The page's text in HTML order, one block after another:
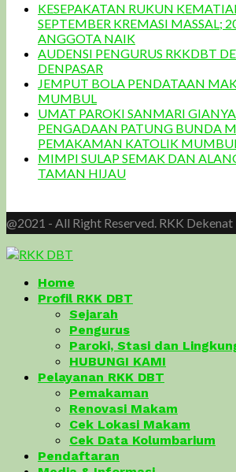
KESEPAKATAN RUKUN
SEPTEMBER KREMASI MASSAL;
ANGGOTA NAIK
AUDENSI PENGURUS RKKDBT
DENPASAR
JEMPUT BOLA PENDATAAN
MUMBUL
UMAT PAROKI SANMARI
PENGADAAN PATUNG BUNDA
PEMAKAMAN KATOLIK
MIMPI SULAP SEMAK DAN
TAMAN HIJAU
@2021 - All Right Reserved. RKK
Home
Profil RKK DBT
Sejarah
Pengurus
Paroki, Stasi dan
HUBUNGI KAMI
Pelayanan RKK DBT
Pemakaman
Renovasi Makam
Cek Lokasi Makam
Cek Data Kolumbarium
Pendaftaran